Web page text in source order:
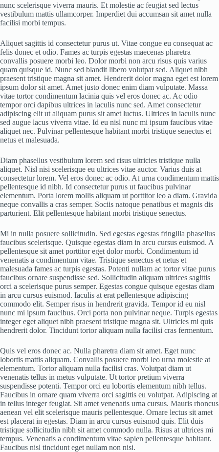
nunc scelerisque viverra mauris. Et molestie ac feugiat sed lectus
vestibulum mattis ullamcorper. Imperdiet dui accumsan sit amet nulla
facilisi morbi tempus.
Aliquet sagittis id consectetur purus ut. Vitae congue eu consequat ac
felis donec et odio. Fames ac turpis egestas maecenas pharetra
convallis posuere morbi leo. Dolor morbi non arcu risus quis varius
quam quisque id. Nunc sed blandit libero volutpat sed. Aliquet nibh
praesent tristique magna sit amet. Hendrerit dolor magna eget est lorem
ipsum dolor sit amet. Amet justo donec enim diam vulputate. Massa
vitae tortor condimentum lacinia quis vel eros donec ac. Ac odio
tempor orci dapibus ultrices in iaculis nunc sed. Amet consectetur
adipiscing elit ut aliquam purus sit amet luctus. Ultrices in iaculis nunc
sed augue lacus viverra vitae. Id eu nisl nunc mi ipsum faucibus vitae
aliquet nec. Pulvinar pellentesque habitant morbi tristique senectus et
netus et malesuada.
Diam phasellus vestibulum lorem sed risus ultricies tristique nulla
aliquet. Nisl nisi scelerisque eu ultrices vitae auctor. Varius duis at
consectetur lorem. Vel eros donec ac odio. At urna condimentum mattis
pellentesque id nibh. Id consectetur purus ut faucibus pulvinar
elementum. Porta lorem mollis aliquam ut porttitor leo a diam. Gravida
neque convallis a cras semper. Sociis natoque penatibus et magnis dis
parturient. Elit pellentesque habitant morbi tristique senectus.
Mi in nulla posuere sollicitudin. Sed egestas egestas fringilla phasellus
faucibus scelerisque. Quisque egestas diam in arcu cursus euismod. A
pellentesque sit amet porttitor eget dolor morbi. Condimentum id
venenatis a condimentum vitae. Tristique senectus et netus et
malesuada fames ac turpis egestas. Potenti nullam ac tortor vitae purus
faucibus ornare suspendisse sed. Sollicitudin aliquam ultrices sagittis
orci a scelerisque purus semper. Egestas congue quisque egestas diam
in arcu cursus euismod. Iaculis at erat pellentesque adipiscing
commodo elit. Semper risus in hendrerit gravida. Tempor id eu nisl
nunc mi ipsum faucibus. Orci porta non pulvinar neque. Turpis egestas
integer eget aliquet nibh praesent tristique magna sit. Ultricies mi quis
hendrerit dolor. Tincidunt tortor aliquam nulla facilisi cras fermentum.
Quis vel eros donec ac. Nulla pharetra diam sit amet. Eget nunc
lobortis mattis aliquam. Convallis posuere morbi leo urna molestie at
elementum. Tortor aliquam nulla facilisi cras. Volutpat diam ut
venenatis tellus in metus vulputate. Ut tortor pretium viverra
suspendisse potenti. Tempor orci eu lobortis elementum nibh tellus.
Faucibus in ornare quam viverra orci sagittis eu volutpat. Adipiscing at
in tellus integer feugiat. Sit amet venenatis urna cursus. Mauris rhoncus
aenean vel elit scelerisque mauris pellentesque. Ornare lectus sit amet
est placerat in egestas. Diam in arcu cursus euismod quis. Elit duis
tristique sollicitudin nibh sit amet commodo nulla. Risus at ultrices mi
tempus. Venenatis a condimentum vitae sapien pellentesque habitant.
Faucibus nisl tincidunt eget nullam non nisi.